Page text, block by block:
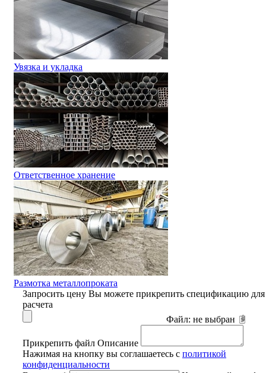
Увязка и укладка
Ответственное хранение
Размотка металлопроката
Запросить цену Вы можете прикрепить спецификацию для
расчета
Файл: не выбран
Прикрепить файл Описание
Нажимая на кнопку вы соглашаетесь с политикой
конфиденциальности